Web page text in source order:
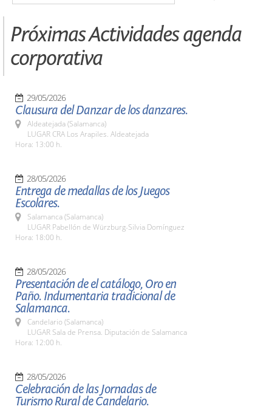
Próximas Actividades agenda
corporativa
29/05/2026
Clausura del Danzar de los danzares.
Aldeatejada (Salamanca)
LUGAR CRA Los Arapiles. Aldeatejada
Hora: 13:00 h.
28/05/2026
Entrega de medallas de los Juegos
Escolares.
Salamanca (Salamanca)
LUGAR Pabellón de Würzburg-Silvia Domínguez
Hora: 18:00 h.
28/05/2026
Presentación de el catálogo, Oro en
Paño. Indumentaria tradicional de
Salamanca.
Candelario (Salamanca)
LUGAR Sala de Prensa. Diputación de Salamanca
Hora: 12:00 h.
28/05/2026
Celebración de las Jornadas de
Turismo Rural de Candelario.